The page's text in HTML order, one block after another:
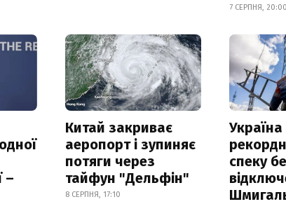
7 СЕРПНЯ, 20:00
–
Китай закриває
аеропорт і зупиняє
потяги через
тайфун "Дельфін"
8 СЕРПНЯ, 17:10
спеку